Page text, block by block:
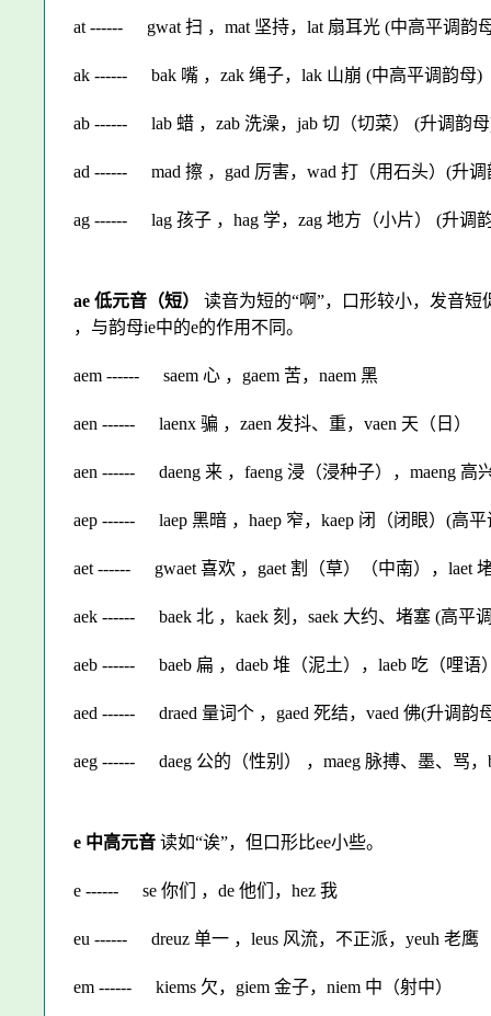
at ------ gwat 扫 ，mat 坚持，lat 扇耳光 (中高平调韵
ak ------ bak 嘴 ，zak 绳子，lak 山崩 (中高平调韵母)
ab ------ lab 蜡 ，zab 洗澡，jab 切（切菜） (升调韵
ad ------ mad 擦 ，gad 厉害，wad 打（用石头）(升
ag ------ lag 孩子 ，hag 学，zag 地方（小片） (升调
ae 低元音（短）
读音为短的“啊”，口形较小，发音短
，与韵母ie中的e的作用不同。
aem ------ saem 心 ，gaem 苦，naem 黑
aen ------ laenx 骗 ，zaen 发抖、重，vaen 天（日）
aen ------ daeng 来 ，faeng 浸（浸种子），maeng 高
aep ------ laep 黑暗 ，haep 窄，kaep 闭（闭眼）(高
aet ------ gwaet 喜欢 ，gaet 割（草）（中南），laet
aek ------ baek 北 ，kaek 刻，saek 大约、堵塞 (高平
aeb ------ baeb 扁 ，daeb 堆（泥土），laeb 吃（哩语
aed ------ draed 量词个 ，gaed 死结，vaed 佛(升调韵
aeg ------ daeg 公的（性别） ，maeg 脉搏、墨、骂
e 中高元音 读如“诶”，但口形比ee小些。
e ------ se 你们 ，de 他们，hez 我
eu ------ dreuz 单一 ，leus 风流，不正派，yeuh 老鹰
em ------ kiems 欠，giem 金子，niem 中（射中）